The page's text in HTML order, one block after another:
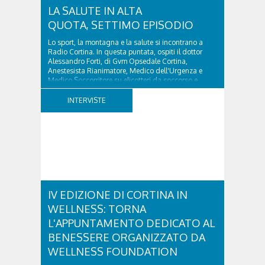
LA SALUTE IN ALTA
QUOTA, SETTIMO EPISODIO
Lo sport, la montagna e la salute si incontrano a
Radio Cortina. In questa puntata, ospiti il dottor
Alessandro Forti, di Gvm Opsedale Cortina,
Anestesista Rianimatore, Medico dell'Urgenza e
Medico Soccorritore su elicotteri da soccorso e
l'ingegner Michele Titton, delegato della sezione...
INTERVISTE
IV EDIZIONE DI CORTINA IN
WELLNESS: TORNA
L'APPUNTAMENTO DEDICATO AL
BENESSERE ORGANIZZATO DA
WELLNESS FOUNDATION